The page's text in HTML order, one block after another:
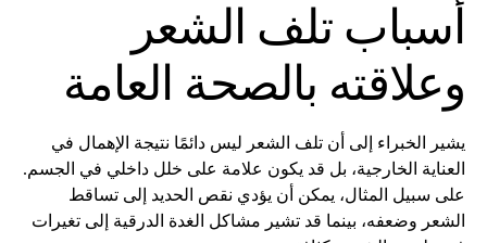
أسباب تلف الشعر
وعلاقته بالصحة العامة
يشير الخبراء إلى أن تلف الشعر ليس دائمًا نتيجة الإهمال في
العناية الخارجية، بل قد يكون علامة على خلل داخلي في الجسم.
على سبيل المثال، يمكن أن يؤدي نقص الحديد إلى تساقط
الشعر وضعفه، بينما قد تشير مشاكل الغدة الدرقية إلى تغيرات